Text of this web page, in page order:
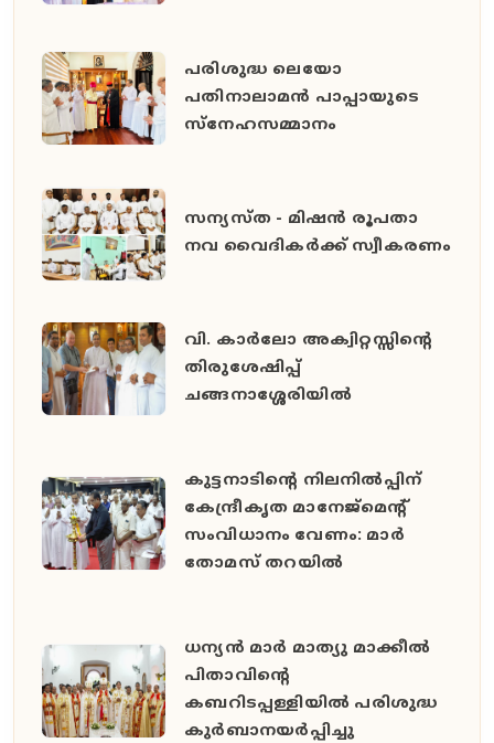
പരിശുദ്ധ ലെയോ
പതിനാലാമൻ പാപ്പായുടെ
സ്നേഹസമ്മാനം
സന്യസ്ത - മിഷൻ രൂപതാ
നവ വൈദികർക്ക് സ്വീകരണം
വി. കാർലോ അക്വിറ്റസ്സിന്റെ
തിരുശേഷിപ്പ്
ചങ്ങനാശ്ശേരിയിൽ
കുട്ടനാടിന്റെ നിലനിൽപ്പിന്
കേന്ദ്രീകൃത മാനേജ്മെന്റ്
സംവിധാനം വേണം: മാർ
തോമസ് തറയിൽ
ധന്യൻ മാർ മാത്യു മാക്കീൽ
പിതാവിൻ്റെ
കബറിടപ്പള്ളിയിൽ പരിശുദ്ധ
കുർബാനയർപ്പിച്ചു